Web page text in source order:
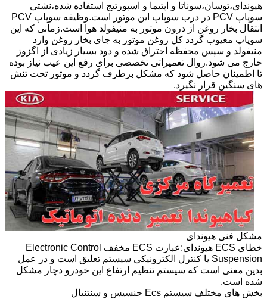
هیوندای،توسان،سوناتا و اپتیما و اسپورتیج استفاده شده،نشتی
سوپاپ PCV در درب سوپاپ این موتور است.وظیفه سوپاپ PCV
انتقال بخار روغن از درون موتور به منیفولد هوا است.زمانی که این
سوپاپ معیوب گردد کل روغن موتور به جای بخار روغن وارد
منیفولد و سپس محفظه احتراق شده و دود بسیار زیادی از اگزوز
خارج می شود.روال تعمیراتی تخصصی برای رفع این عیب نیاز بوده
تا اطمینان حاصل شود که مشکل برطرف گردد و موتور تحت تنش
های سنگین قرار نگیرد.
مشکل فنی هیوندای
خطای ECS هیوندای:عبارت ECS مخفف Electronic Control
Suspension یا کنترل الکترونیکی سیستم تعلیق است و در عمل
بدین معنی است که سیستم تنظیم ارتفاع این خودرو دچار مشکل
شده است.
بخش های مختلف سیستم Ecs جنسیس و سنتنیال